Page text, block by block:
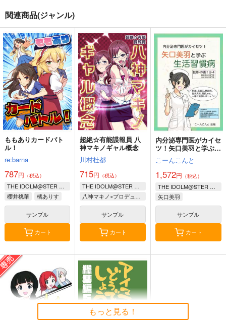
本日のシンデレラさん
5
川村杜都
700円（税込）
THE IDOLM@STER CINDERELLA GIRLS
高垣楓
速水奏
高峯のあ
再販希望
新・765アホの子劇場
4
川村杜都
700円（税込）
THE IDOLM@STER
我那覇響
秋月律子
再販希望
本日のシンデレラさん
ついったー3
川村杜都
700円（税込）
THE IDOLM@STER CINDERELLA GIRLS
高垣楓
速水奏
木場真奈美
再販希望
765 STAY HOME 劇
場
川村杜都
（税込）
新・765アホの子劇場
3
川村杜都
858円（税込）
THE IDOLM@STER
858円（税込）
関連商品(ジャンル)
ももありカードバト
ル！
re:barna
787円 （税込）
THE IDOLM@STER CINDERELLA GIRLS
櫻井桃華
橘ありす
佐々木千枝
サンプル
カート
超絶☆有能諜報員 八
神マキノギャル概念
川村杜都
715円 （税込）
THE IDOLM@STER CINDERELLA GIRLS
八神マキノ×プロデューサー
サンプル
カート
内分泌専門医がカイセ
ツ！矢口美羽と学ぶ生
活習慣病
こーんこんと
1,572円 （税込）
THE IDOLM@STER CINDERELLA GIRLS
矢口美羽
サンプル
カート
もっと見る！